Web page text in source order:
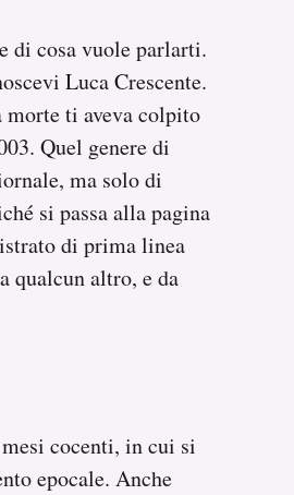
di cosa vuole parlarti.
Luca Crescente.
morte ti aveva colpito
Quel genere di
ma solo di
si passa alla pagina
di prima linea
qualcun altro, e da
cocenti, in cui si
epocale. Anche